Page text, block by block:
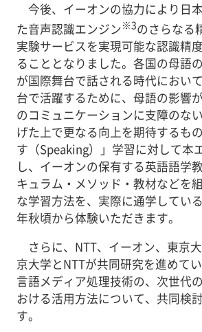
今後、イーオンの協力により日
た音声認識エンジン※3のさらなる
実験サービスを実現可能な認識精
ることとなりました。各国の母語
が国際舞台で話される時代におい
台で活躍するために、母語の影響
のコミュニケーションに支障のな
げた上で更なる向上を期待するも
す（Speaking）」学習に対して本
し、イーオンの保有する英語語学
キュラム・メソッド・教材などを
な学習方法を、実際に通学してい
年秋頃から体験いただきます。
さらに、NTT、イーオン、東京
京大学とNTTが共同研究を進めて
言語メディア処理技術の、次世代
おける活用方法について、共同検
す。